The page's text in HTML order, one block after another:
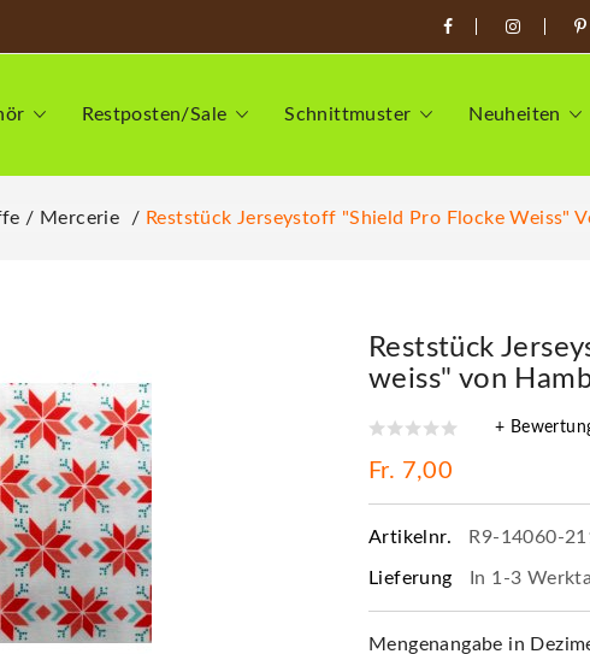
Restposten/Sale Schnittmuster Neuheiten
/ Mercerie Reststück Jerseystoff "Shield Pro Flocke Weiss"
Reststück
weiss" von
+
Fr. 7,00
Artikelnr. R9-14060-
Lieferung In 1-3
Mengenangabe in